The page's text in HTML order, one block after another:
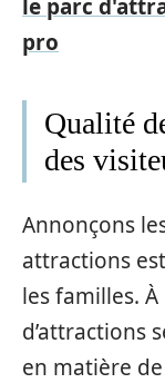
le parc
pro
Qualité
des
Annonçons
attractions
les familles.
d’attractions
en matière